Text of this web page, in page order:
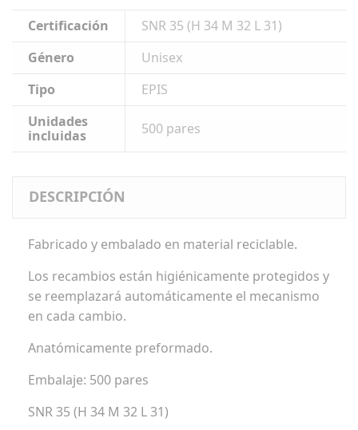
Certificación
SNR 35 (H 34 M 32 L 31)
Género
Unisex
Tipo
EPIS
Unidades
incluidas
500 pares
DESCRIPCIÓN
Fabricado y embalado en material reciclable.
Los recambios están higiénicamente protegidos y
se reemplazará automáticamente el mecanismo
en cada cambio.
Anatómicamente preformado.
Embalaje: 500 pares
SNR 35 (H 34 M 32 L 31)